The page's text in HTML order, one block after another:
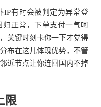
IP有时会被判定为异常登
正常，下单支付一气呵
关键时刻卡你一下才觉得
布在这儿体现优势，不管
近节点让你连回国内不掉
限